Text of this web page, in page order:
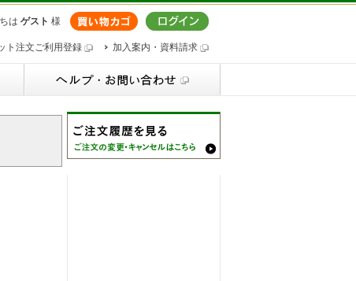
は ゲスト 様
加入案内・資料請求
ト注文ご利用登録